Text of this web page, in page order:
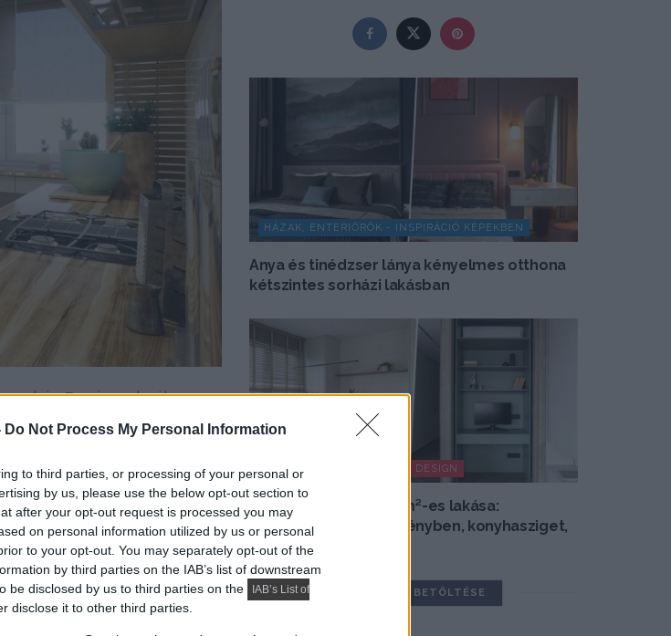
Do Not Process My Personal Information
to third parties, or processing of your personal or
by us, please use the below opt-out section to
after your opt-out request is processed you may
on personal information utilized by us or personal
to your opt-out. You may separately opt-out of the
by third parties on the IAB’s list of downstream
be disclosed by us to third parties on the
IAB’s List of
disclose it to other third parties.
79 négyzetméteres
HÁZAK, ENTERIŐRÖK - INSPIRÁCIÓ KÉPEKBEN
Anya és tinédzser lánya kényelmes otthona
kétszintes sorházi lakásban
HÍREK, TREND, STÍLUS ÉS DESIGN
Összeköltöző pár 56 m²-es lakása:
dolgozósarok a szekrényben, konyhasziget,
színes részletek
TOVÁBBIAK BETÖLTÉSE